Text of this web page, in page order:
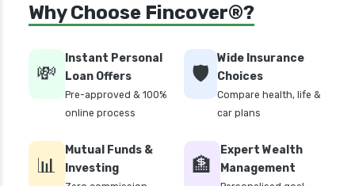
how to apply health insurance in india
how to cancel health insurance policy
how to check star health insurance policy
status
iifl health insurance
individual health insurance policy
irdai health insurance guidelines
Why Choose Fincover®?
💸
Instant Personal
Loan Offers
Pre-approved & 100%
online process
🛡️
Wide Insurance
Choices
Compare health, life &
car plans
📊
Mutual Funds &
Investing
🏦
Expert Wealth
Management